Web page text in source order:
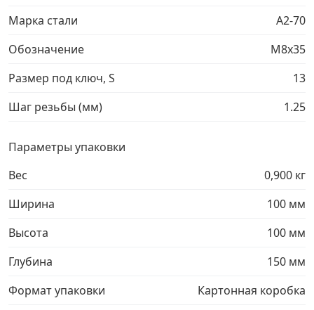
Комплекты и наборы крепежа
Кронштейны и крюки хозяйственные
Метрический крепеж
Электро и бензоинструмент, оборудование
Перфорированный крепеж ›
Марка стали
A2-70
Обозначение
М8х35
Размер под ключ, S
13
Шаг резьбы (мм)
1.25
Параметры упаковки
Вес
0,900 кг
Ширина
100 мм
Высота
100 мм
Глубина
150 мм
Формат упаковки
Картонная коробка